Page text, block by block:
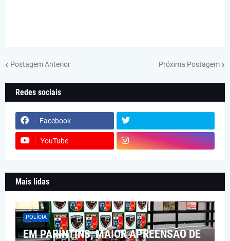
Postagem Anterior Próxima Postagem
Redes sociais
Facebook
YouTube
Mais lidas
POLÍCIA
EM PARINTINS, MAIOR APREENSÃO DE